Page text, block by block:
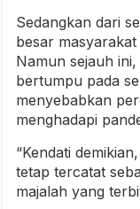
Sedangkan dari
besar
Namun sejauh
bertumpu pada
menyebabkan
menghadapi
“Kendati
tetap tercatat
majalah yang